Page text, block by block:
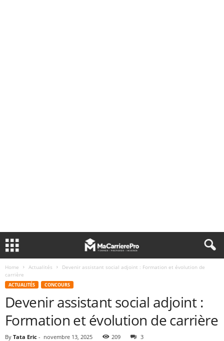
Home Actualités
Devenir assistant social adjoint : Formation et évolution de
carrière
ACTUALITÉS CONCOURS
Devenir assistant social adjoint :
Formation et évolution de carrière
By Tata Eric - novembre 13, 2025 209 3